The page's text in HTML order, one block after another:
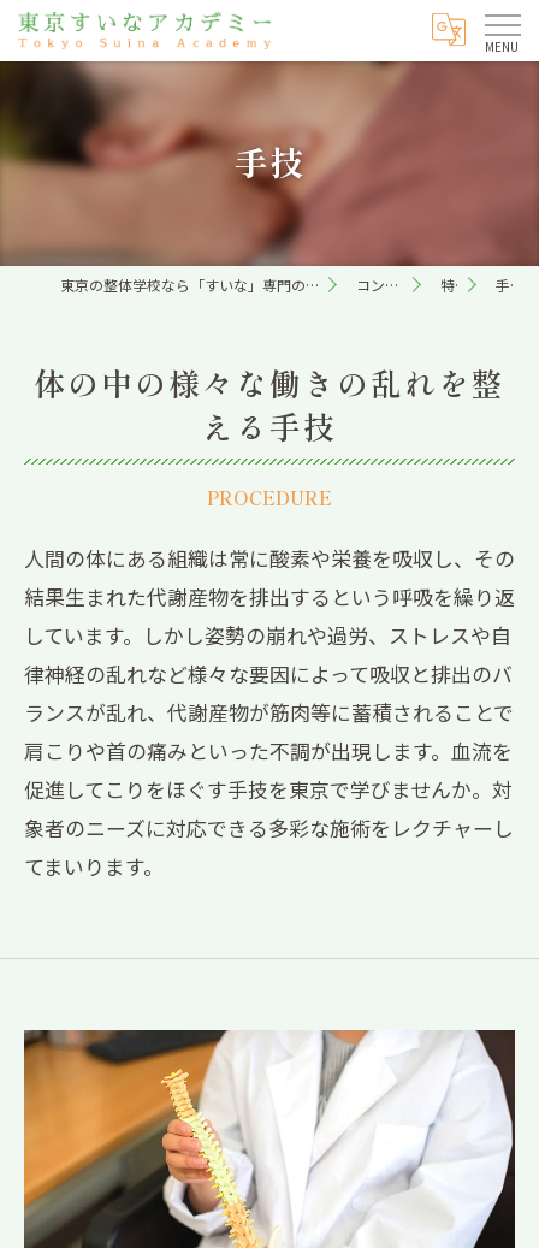
手技
東京の整体学校なら「すいな」専門の東京すいなアカデミー コンセプト 特徴 手技
体の中の様々な働きの乱れを整
える手技
PROCEDURE
人間の体にある組織は常に酸素や栄養を吸収し、その
結果生まれた代謝産物を排出するという呼吸を繰り返
しています。しかし姿勢の崩れや過労、ストレスや自
律神経の乱れなど様々な要因によって吸収と排出のバ
ランスが乱れ、代謝産物が筋肉等に蓄積されることで
肩こりや首の痛みといった不調が出現します。血流を
促進してこりをほぐす手技を東京で学びませんか。対
象者のニーズに対応できる多彩な施術をレクチャーし
てまいります。